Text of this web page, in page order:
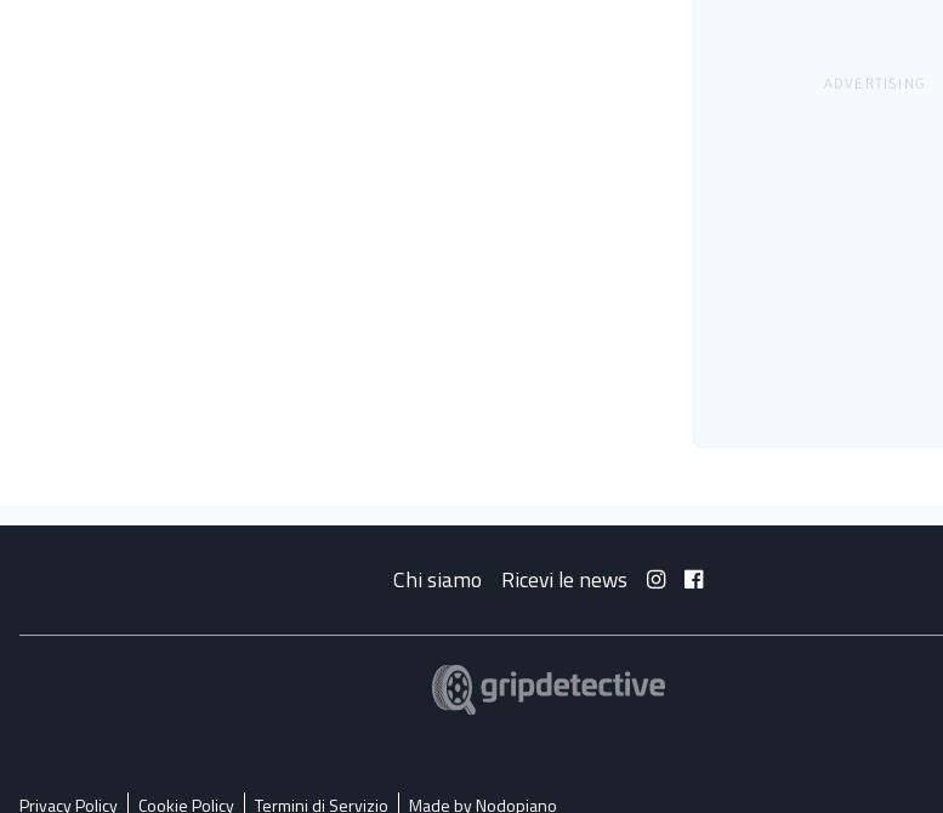
Chi siamo Ricevi le news
Privacy Policy Cookie Policy Termini di Servizio Made by Nodopiano